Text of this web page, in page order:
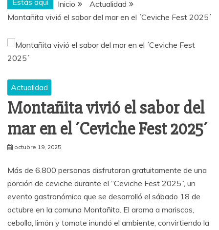
Inicio
Actualidad
Montañita vivió el sabor del mar en el ´Ceviche Fest 2025´
Actualidad
Montañita vivió el sabor del
mar en el ´Ceviche Fest 2025´
octubre 19, 2025
Más de 6.800 personas disfrutaron gratuitamente de una
porción de ceviche durante el “Ceviche Fest 2025”, un
evento gastronómico que se desarrolló el sábado 18 de
octubre en la comuna Montañita. El aroma a mariscos,
cebolla, limón y tomate inundó el ambiente, convirtiendo la